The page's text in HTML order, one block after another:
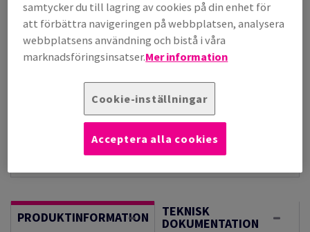
(28,8 kg )
I LAGER, LÄNGRE LEVERANS, FÖRVÄNTAT LEV.DATUM
17/08/2026
Vägledning om enheter
PRODUKTINFORMATION TEKNISK
DOKUMENTATION
samtycker du till lagring av cookies på din enhet för
att förbättra navigeringen på webbplatsen, analysera
webbplatsens användning och bistå i våra
marknadsföringsinsatser.Mer information
Cookie-inställningar
Acceptera alla cookies